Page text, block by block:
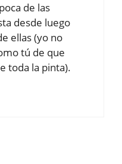
de las
desde luego
ellas (yo no
tú de que
toda la pinta).